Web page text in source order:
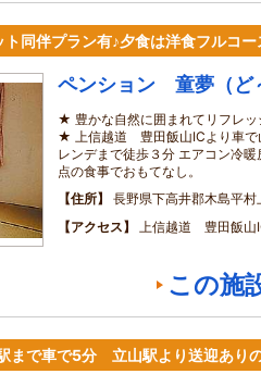
同伴プラン有♪夕食は洋食フルコー
ペンション 童夢（ど
★ 豊かな自然に囲まれてリフレ
★ 上信越道 豊田飯山ICより車で
レンデまで徒歩３分 エアコン冷
点の食事でおもてなし。
住所
長野県下高井郡木島平
アクセス
上信越道 豊田飯山
この施
まで車で5分 立山駅より送迎あり